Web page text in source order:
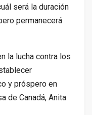
será la duración
permanecerá
la lucha contra los
y próspero en
de Canadá, Anita